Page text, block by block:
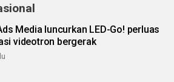
Media luncurkan LED-Go! perluas
videotron bergerak